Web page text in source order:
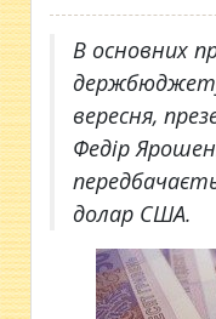
В основних
вересня,
Федір
долар США.